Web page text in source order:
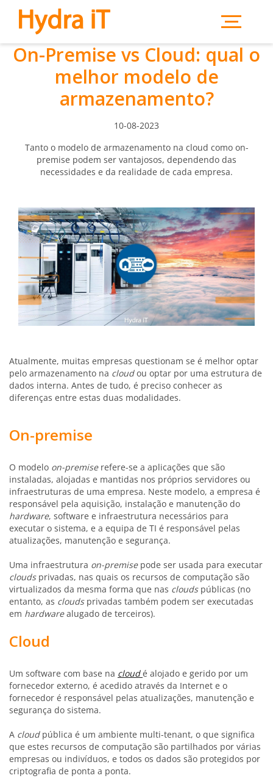
On-Premise vs Cloud: qual o
melhor modelo de
armazenamento?
10-08-2023
Tanto o modelo de armazenamento na cloud como on-
premise podem ser vantajosos, dependendo das
necessidades e da realidade de cada empresa.
Atualmente, muitas empresas questionam se é melhor optar
pelo armazenamento na cloudou optar por uma estrutura de
dados interna. Antes de tudo, é preciso conhecer as
diferenças entre estas duas modalidades.
On-premise
O modelo on-premiserefere-se a aplicações que são
instaladas, alojadas e mantidas nos próprios servidores ou
infraestruturas de uma empresa. Neste modelo, a empresa é
responsável pela aquisição, instalação e manutenção do
hardware, software e infraestrutura necessários para
executar o sistema, e a equipa de TI é responsável pelas
atualizações, manutenção e segurança.
Uma infraestrutura on-premisepode ser usada para executar
cloudsprivadas, nas quais os recursos de computação são
virtualizados da mesma forma que nas cloudspúblicas (no
entanto, as cloudsprivadas também podem ser executadas
em hardwarealugado de terceiros).
Cloud
Um software com base na cloud é alojado e gerido por um
fornecedor externo, é acedido através da Internet e o
fornecedor é responsável pelas atualizações, manutenção e
segurança do sistema.
A cloud pública é um ambiente multi-tenant, o que significa
que estes recursos de computação são partilhados por várias
empresas ou indivíduos, e todos os dados são protegidos por
criptografia de ponta a ponta.